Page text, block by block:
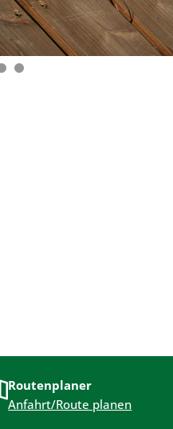
Routenplaner
Anfahrt/Route planen